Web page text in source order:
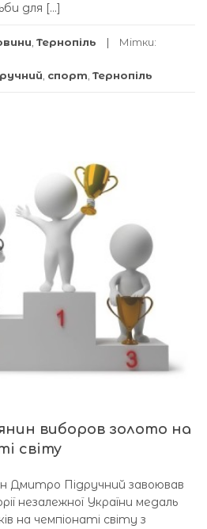
для […]
Тернопіль Мітки:
спорт Тернопіль
виборов золото на
світу
Дмитро Підручний завоював
незалежної України медаль
на чемпіонаті світу з